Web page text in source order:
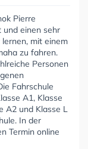
Pierre
und einen sehr
mit einem
zu fahren.
Personen
Fahrschule
A1, Klasse
A2 und Klasse L
In der
Termin online